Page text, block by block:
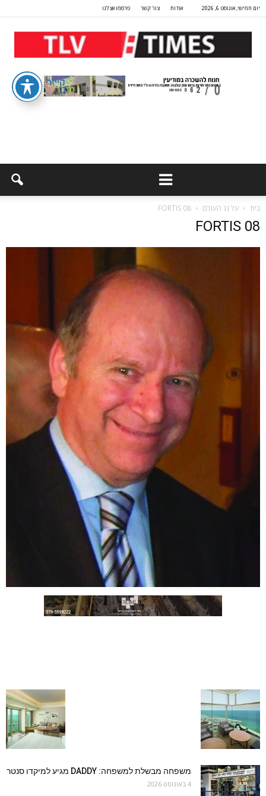
יום חמישי, אוגוסט 6, 2026 אודות צור קשר פרסמו אצלנו
בית על גג העולם FORTIS 08
FORTIS 08
משפחה מבשלת למשפחה: DADDY מגיע למיקדו סנטר
4 באוגוסט 2026